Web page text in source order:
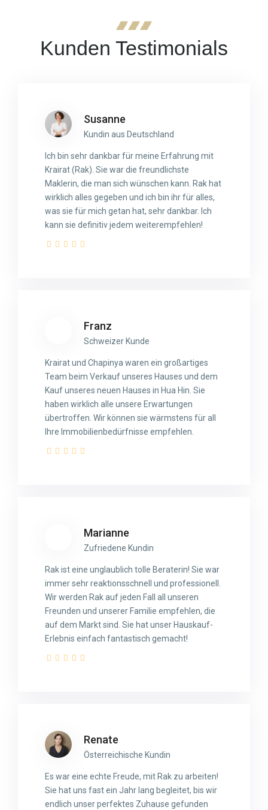
Kunden Testimonials
Susanne
Kundin aus Deutschland
Ich bin sehr dankbar für meine Erfahrung mit
Krairat (Rak). Sie war die freundlichste
Maklerin, die man sich wünschen kann. Rak hat
wirklich alles gegeben und ich bin ihr für alles,
was sie für mich getan hat, sehr dankbar. Ich
kann sie definitiv jedem weiterempfehlen!
Franz
Schweizer Kunde
Krairat und Chapinya waren ein großartiges
Team beim Verkauf unseres Hauses und dem
Kauf unseres neuen Hauses in Hua Hin. Sie
haben wirklich alle unsere Erwartungen
übertroffen. Wir können sie wärmstens für all
Ihre Immobilienbedürfnisse empfehlen.
Marianne
Zufriedene Kundin
Rak ist eine unglaublich tolle Beraterin! Sie war
immer sehr reaktionsschnell und professionell.
Wir werden Rak auf jeden Fall all unseren
Freunden und unserer Familie empfehlen, die
auf dem Markt sind. Sie hat unser Hauskauf-
Erlebnis einfach fantastisch gemacht!
Renate
Österreichische Kundin
Es war eine echte Freude, mit Rak zu arbeiten!
Sie hat uns fast ein Jahr lang begleitet, bis wir
endlich unser perfektes Zuhause gefunden